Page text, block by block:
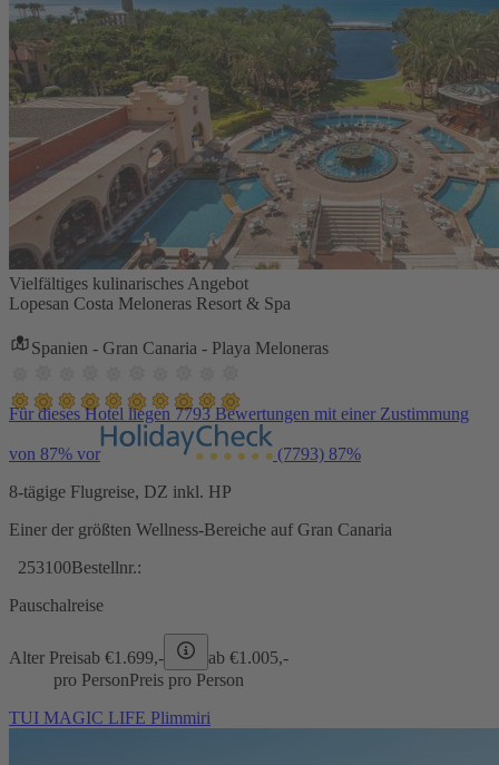
Vielfältiges kulinarisches Angebot
Lopesan Costa Meloneras Resort & Spa
Spanien - Gran Canaria - Playa Meloneras
Für dieses Hotel liegen 7793 Bewertungen mit einer Zustimmung
von 87% vor (7793) 87%
8-tägige Flugreise, DZ inkl. HP
Einer der größten Wellness-Bereiche auf Gran Canaria
253100Bestellnr.:
Pauschalreise
Alter Preisab €1.699,- ab €1.005,-
pro PersonPreis pro Person
TUI MAGIC LIFE Plimmiri